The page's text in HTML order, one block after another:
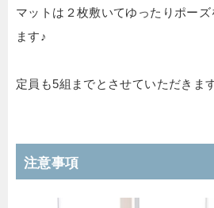
マットは２枚敷いてゆったりポー
ます♪
定員も5組までとさせていただきます
注意事項